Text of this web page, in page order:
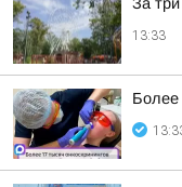
13:33
Более